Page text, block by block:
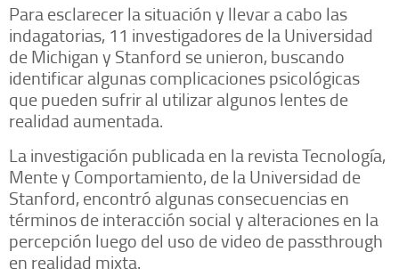
Para esclarecer la situación y llevar a cabo las
indagatorias, 11 investigadores de la Universidad
de Michigan y Stanford se unieron, buscando
identificar algunas complicaciones psicológicas
que pueden sufrir al utilizar algunos lentes de
realidad aumentada.
La investigación publicada en la revista Tecnología,
Mente y Comportamiento, de la Universidad de
Stanford, encontró algunas consecuencias en
términos de interacción social y alteraciones en la
percepción luego del uso de video de passthrough
en realidad mixta.